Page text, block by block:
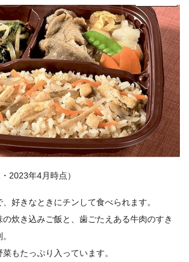
2023年4月時点）
好きなときにチンして食べられます。
炊き込みご飯と、歯ごたえある牛肉のすき
もたっぷり入っています。